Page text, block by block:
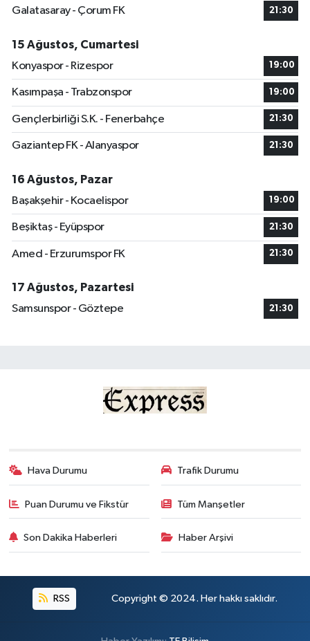
Galatasaray - Çorum FK
21:30
15 Ağustos, Cumartesi
Konyaspor - Rizespor
19:00
Kasımpaşa - Trabzonspor 19:00
Gençlerbirliği S.K. - Fenerbahçe 21:30
Gaziantep FK - Alanyaspor 21:30
16 Ağustos, Pazar
Başakşehir - Kocaelispor
19:00
Beşiktaş - Eyüpspor 21:30
Amed - Erzurumspor FK 21:30
17 Ağustos, Pazartesi
Samsunspor - Göztepe
21:30
Hava Durumu Trafik Durumu
Puan Durumu ve Fikstür Tüm Manşetler
Son Dakika Haberleri Haber Arşivi
RSS Copyright © 2024. Her hakkı saklıdır.